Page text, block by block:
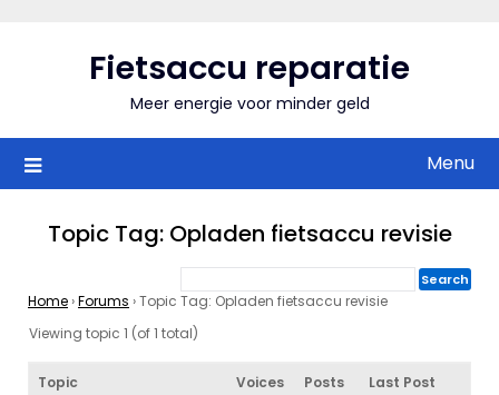
Fietsaccu reparatie
Meer energie voor minder geld
Menu
Topic Tag: Opladen fietsaccu revisie
Home ›Forums ›Topic Tag: Opladen fietsaccu revisie
Viewing topic 1 (of 1 total)
Topic Voices Posts Last Post